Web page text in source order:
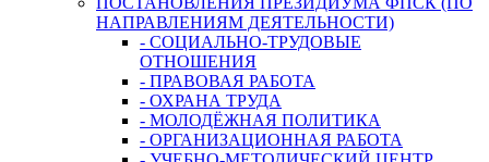
НАПРАВЛЕНИЯМ ДЕЯТЕЛЬНОСТИ)
- СОЦИАЛЬНО-ТРУДОВЫЕ
ОТНОШЕНИЯ
- ПРАВОВАЯ РАБОТА
- ОХРАНА ТРУДА
- МОЛОДЁЖНАЯ ПОЛИТИКА
- ОРГАНИЗАЦИОННАЯ РАБОТА